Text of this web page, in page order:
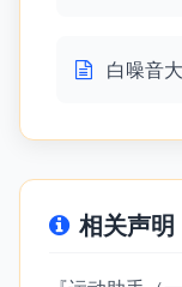
白噪音
相关声明